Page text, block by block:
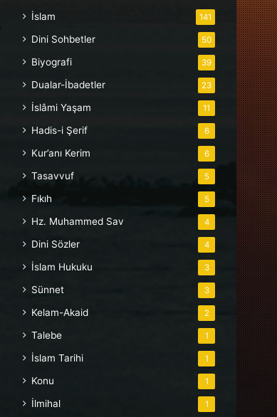
İslam 141
Dini Sohbetler 50
Biyografi 39
Dualar-İbadetler 23
İslâmi Yaşam 11
Hadis-i Şerif 6
Kur’anı Kerim 6
Tasavvuf 5
Fıkıh 5
Hz. Muhammed Sav 4
Dini Sözler 4
İslam Hukuku 3
Sünnet 3
Kelam-Akaid 2
Talebe 1
İslam Tarihi 1
Konu 1
İlmihal 1